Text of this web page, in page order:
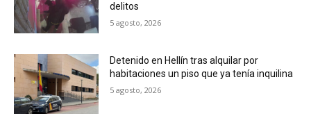
delitos
5 agosto, 2026
Detenido en Hellín tras alquilar por
habitaciones un piso que ya tenía inquilina
5 agosto, 2026